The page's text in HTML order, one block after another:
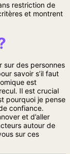
restriction de
et montrent
sur des personnes
savoir s’il faut
est
Il est crucial
pourquoi je pense
confiance.
et d’aller
autour de
sur ces